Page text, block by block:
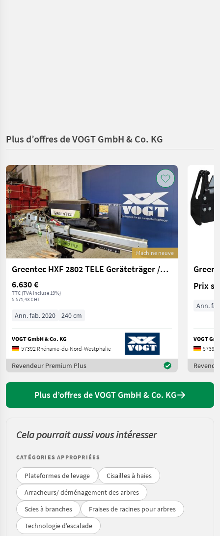
Plus d’offres de VOGT GmbH & Co. KG
Machine neuve
Greentec HXF 2802 TELE Geräteträger /Multiträger
6.630 €
TTC (TVA incluse 19%)
5.571,43 € HT
Ann. fab. 2020 240 cm
VOGT GmbH & Co. KG
57392 Rhénanie-du-Nord-Westphalie
Revendeur Premium Plus
Prix
Ann.
VOGT
57392
Plus d’offres de VOGT GmbH & Co. KG
Cela pourrait aussi vous intéresser
CATÉGORIES APPROPRIÉES
Plateformes de levage
Cisailles à haies
Arracheurs/ déménagement des arbres
Scies à branches
Fraises de racines pour arbres
Technologie d’escalade